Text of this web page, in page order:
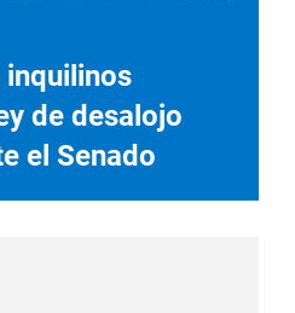
inquilinos
de desalojo
el Senado